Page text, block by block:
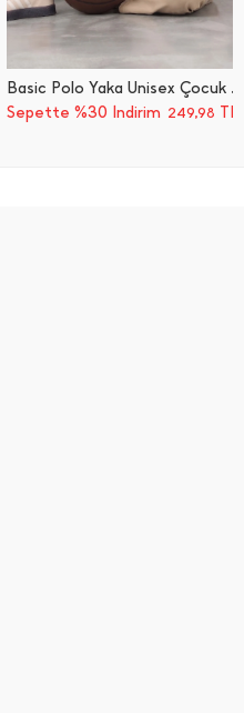
Basic Polo Yaka Unisex Çocuk Tişört
Sepette %30 İndirim 249,98 TL